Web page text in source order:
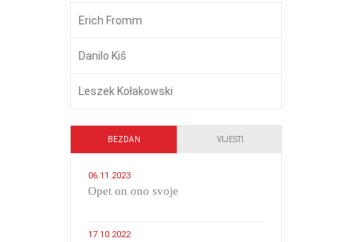
Erich Fromm
Danilo Kiš
Leszek Kołakowski
BEZDAN VIJESTI
06.11.2023
​Opet on ono svoje
17.10.2022